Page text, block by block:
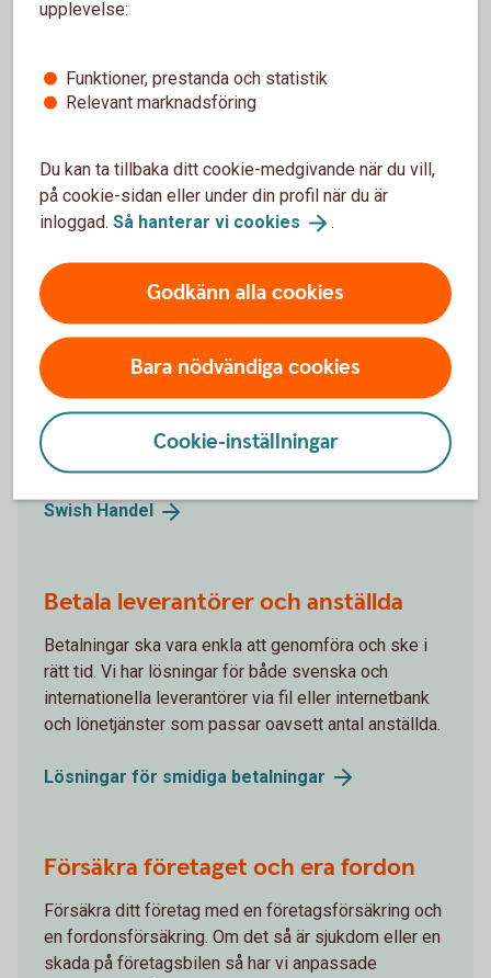
Ta betalt av dina kunder
Med Swedbank Pays plattform för butik och e-
sätt kunna ta betalt av dina kunder – var de än
befinner sig.
Ta betalt med Swish
Erbjud dina kunder att swisha! Swish Handel
förenklar framför allt för e-handelsföretag som har
fler betalsätt, kassa och/eller varukorg för
utcheckning.
Swish Handel
Betala leverantörer och anställda
Betalningar ska vara enkla att genomföra och ske i
rätt tid. Vi har lösningar för både svenska och
internationella leverantörer via fil eller internetbank
och lönetjänster som passar oavsett antal anställda.
Lösningar för smidiga betalningar
Försäkra företaget och era fordon
Försäkra ditt företag med en företagsförsäkring och
en fordonsförsäkring. Om det så är sjukdom eller en
skada på företagsbilen så har vi anpassade
upplevelse:
Funktioner, prestanda och statistik
Relevant marknadsföring
Du kan ta tillbaka ditt cookie-medgivande när du vill,
på cookie-sidan eller under din profil när du är
inloggad. Så hanterar vi cookies .
Godkänn alla cookies
Bara nödvändiga cookies
Cookie-inställningar